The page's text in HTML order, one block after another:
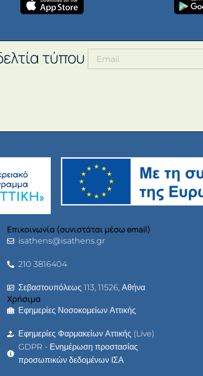
τύπου
Επικοινωνία (συνιστάται μέσω email)
isathens@isathens.gr
210 3816404
Σεβαστουπόλεως 113, 11526, Αθήνα
Χρήσιμα
Εφημερίες Νοσοκομείων Αττικής
Εφημερίες Φαρμακείων Αττικής (Live)
GDPR - Ενημέρωση προστασίας
προσωπικών δεδομένων ΙΣΑ